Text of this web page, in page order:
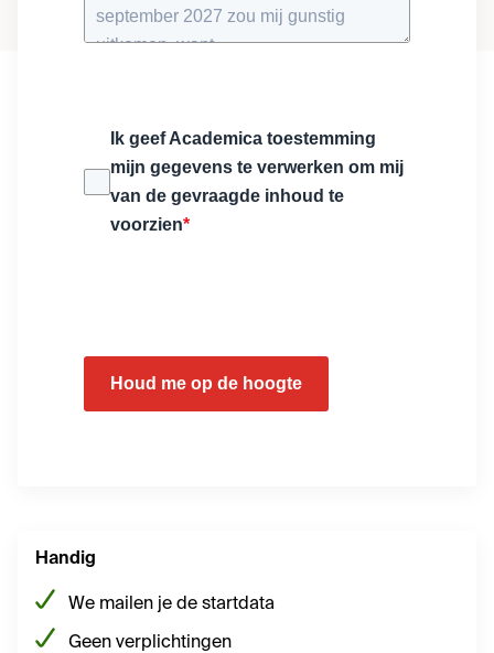
Ik geef Academica toestemming
mijn gegevens te verwerken om mij
van de gevraagde inhoud te
voorzien*
Houd me op de hoogte
Handig
We mailen je de startdata
Geen verplichtingen